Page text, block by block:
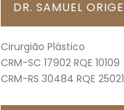
DR. SAMUEL ORIGE
Cirurgião Plástico
CRM-SC 17902 RQE 10109
CRM-RS 30484 RQE 25021